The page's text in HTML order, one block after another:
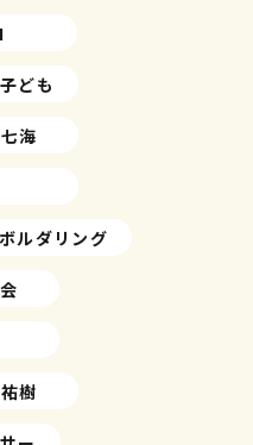
ども
海
ルダリング
樹